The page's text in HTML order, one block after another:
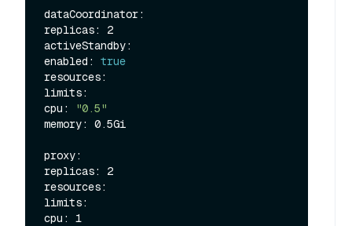
dataCoordinator:
replicas: 2
activeStandby:
enabled: true
resources:
limits:
cpu:
"0.5"
memory: 0.5Gi
proxy:
replicas: 2
resources:
limits:
cpu: 1